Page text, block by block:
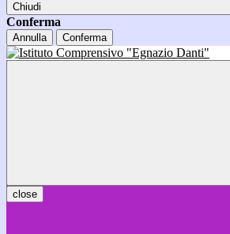
Chiudi
Conferma
Annulla Conferma
close